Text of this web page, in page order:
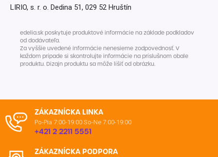
LIRIO, s. r. o. Dedina 51, 029 52 Hruštín
edelia.sk poskytuje produktové informácie na základe podkladov
od dodávateľa.
Za vyššie uvedené informácie nenesieme zodpovednosť. V
každom prípade si skontrolujte informácie na príslušnom obale
produktu. Dizajn produktu sa môže líšiť od obrázku.
ZÁKAZNÍCKA LINKA
Po-Pia 7:00-19:00 So-Ne 7:00-19:00
+421 2 2211 5551
ZÁKAZNÍCKA PODPORA